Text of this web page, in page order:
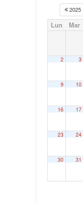
2025
Lun Mar
2 3
9 10
16 17
23 24
30 31